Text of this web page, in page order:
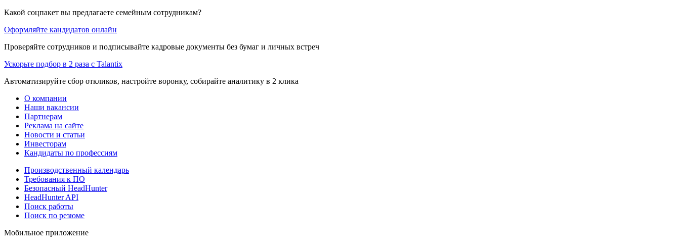
Какой соцпакет вы предлагаете семейным сотрудникам?
Оформляйте кандидатов онлайн
Проверяйте сотрудников и подписывайте кадровые документы без бумаг и личных встреч
Ускорьте подбор в 2 раза с Talantix
Автоматизируйте сбор откликов, настройте воронку, собирайте аналитику в 2 клика
О компании
Наши вакансии
Партнерам
Реклама на сайте
Новости и статьи
Инвесторам
Кандидаты по профессиям
Производственный календарь
Требования к ПО
Безопасный HeadHunter
HeadHunter API
Поиск работы
Поиск по резюме
Мобильное приложение